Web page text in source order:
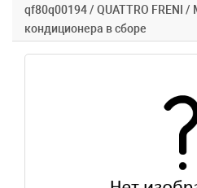
qf80q00194 / QUATTRO FRENI
кондиционера в сборе